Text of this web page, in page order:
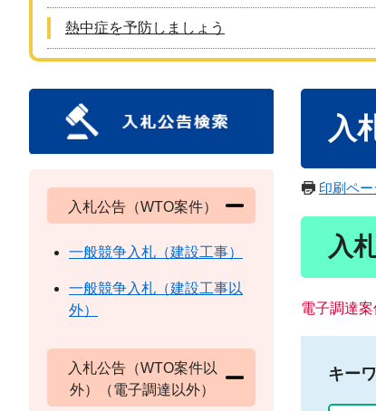
熱中症を予防しましょう
入
印刷ペ
入
電子調達案
キー
入札公告（WTO案件）
一般競争入札（建設工事）
一般競争入札（建設工事以
外）
入札公告（WTO案件以
外）（電子調達以外）